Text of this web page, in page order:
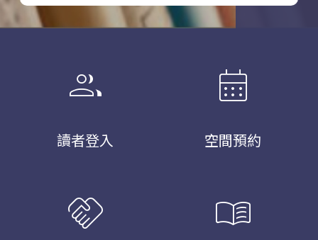
group
讀者登入
calendar_month
空間預約
handshake menu_book